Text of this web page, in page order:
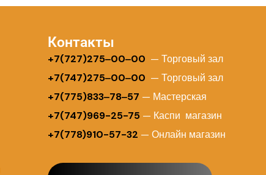
Контакты
+7(727)275‒00‒00 — Торговый зал
+7(747)275‒00‒00 — Торговый зал
+7(775)833‒78‒57 — Мастерская
+7(747)969-25-75— Каспи магазин
+7(778)910-57-32 — Онлайн магазин